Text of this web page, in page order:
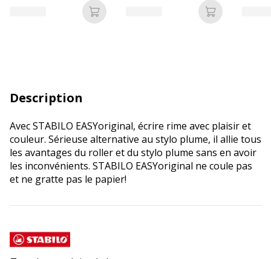
Ajouter au panier Ajouter au
Description
Avec STABILO EASYoriginal, écrire rime avec plaisir et
couleur. Sérieuse alternative au stylo plume, il allie tous
les avantages du roller et du stylo plume sans en avoir
les inconvénients. STABILO EASYoriginal ne coule pas
et ne gratte pas le papier!